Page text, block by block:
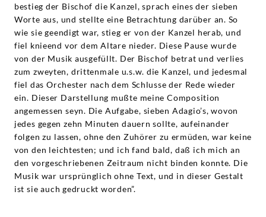
bestieg der Bischof die Kanzel, sprach eines der sieben
Worte aus, und stellte eine Betrachtung darüber an. So
wie sie geendigt war, stieg er von der Kanzel herab, und
fiel knieend vor dem Altare nieder. Diese Pause wurde
von der Musik ausgefüllt. Der Bischof betrat und verlies
zum zweyten, drittenmale u.s.w. die Kanzel, und jedesmal
fiel das Orchester nach dem Schlusse der Rede wieder
ein. Dieser Darstellung mußte meine Composition
angemessen seyn. Die Aufgabe, sieben Adagio’s, wovon
jedes gegen zehn Minuten dauern sollte, aufeinander
folgen zu lassen, ohne den Zuhörer zu ermüden, war keine
von den leichtesten; und ich fand bald, daß ich mich an
den vorgeschriebenen Zeitraum nicht binden konnte. Die
Musik war ursprünglich ohne Text, und in dieser Gestalt
ist sie auch gedruckt worden”.